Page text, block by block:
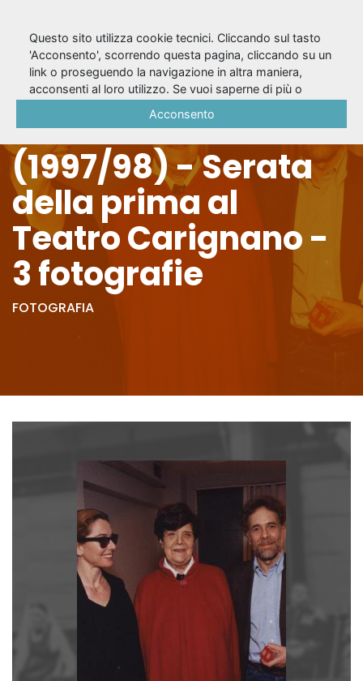
Scene da un
matrimonio
(1997/98) - Serata
della prima al
Teatro Carignano -
3 fotografie
FOTOGRAFIA
Questo sito utilizza cookie tecnici. Cliccando sul tasto
'Acconsento', scorrendo questa pagina, cliccando su un
link o proseguendo la navigazione in altra maniera,
acconsenti al loro utilizzo. Se vuoi saperne di più o
Acconsento